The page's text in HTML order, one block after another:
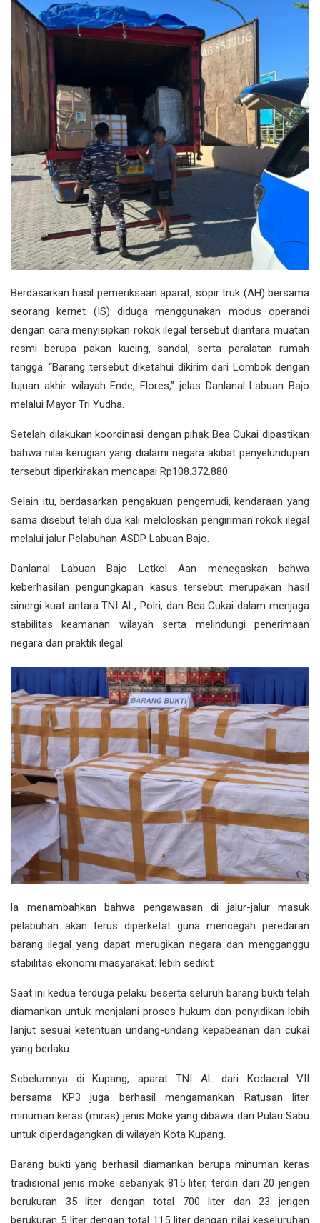
Berdasarkan hasil pemeriksaan aparat, sopir truk (AH) bersama
seorang kernet (IS) diduga menggunakan modus operandi
dengan cara menyisipkan rokok ilegal tersebut diantara muatan
resmi berupa pakan kucing, sandal, serta peralatan rumah
tangga. “Barang tersebut diketahui dikirim dari Lombok dengan
tujuan akhir wilayah Ende, Flores,” jelas Danlanal Labuan Bajo
melalui Mayor Tri Yudha.
Setelah dilakukan koordinasi dengan pihak Bea Cukai dipastikan
bahwa nilai kerugian yang dialami negara akibat penyelundupan
tersebut diperkirakan mencapai Rp108.372.880.
Selain itu, berdasarkan pengakuan pengemudi, kendaraan yang
sama disebut telah dua kali meloloskan pengiriman rokok ilegal
melalui jalur Pelabuhan ASDP Labuan Bajo.
Danlanal Labuan Bajo Letkol Aan menegaskan bahwa
keberhasilan pengungkapan kasus tersebut merupakan hasil
sinergi kuat antara TNI AL, Polri, dan Bea Cukai dalam menjaga
stabilitas keamanan wilayah serta melindungi penerimaan
negara dari praktik ilegal.
la menambahkan bahwa pengawasan di jalur-jalur masuk
pelabuhan akan terus diperketat guna mencegah peredaran
barang ilegal yang dapat merugikan negara dan mengganggu
stabilitas ekonomi masyarakat. lebih sedikit
Saat ini kedua terduga pelaku beserta seluruh barang bukti telah
diamankan untuk menjalani proses hukum dan penyidikan lebih
lanjut sesuai ketentuan undang-undang kepabeanan dan cukai
yang berlaku.
Sebelumnya di Kupang, aparat TNI AL dari Kodaeral VII
bersama KP3 juga berhasil mengamankan Ratusan liter
minuman keras (miras) jenis Moke yang dibawa dari Pulau Sabu
untuk diperdagangkan di wilayah Kota Kupang.
Barang bukti yang berhasil diamankan berupa minuman keras
tradisional jenis moke sebanyak 815 liter, terdiri dari 20 jerigen
berukuran 35 liter dengan total 700 liter dan 23 jerigen
berukuran 5 liter dengan total 115 liter dengan nilai keseluruhan